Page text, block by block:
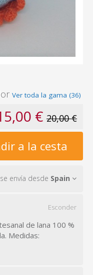
Ver toda la gama (36)
€ 20,00 €
a la cesta
envía desde Spain
Esconder
de lana 100 %
Medidas: